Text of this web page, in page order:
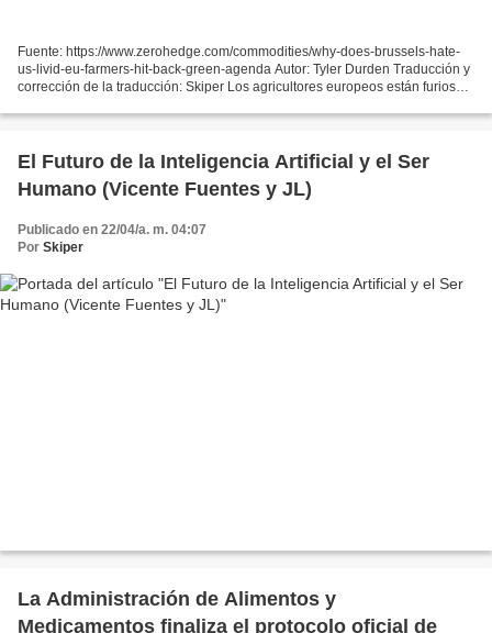
Fuente: https://www.zerohedge.com/commodities/why-does-brussels-hate-
us-livid-eu-farmers-hit-back-green-agenda Autor: Tyler Durden Traducción y
corrección de la traducción: Skiper Los agricultores europeos están furiosos
El Futuro de la Inteligencia Artificial y el Ser
Humano (Vicente Fuentes y JL)
Publicado en 22/04/a. m. 04:07
Por Skiper
La Administración de Alimentos y
Medicamentos finaliza el protocolo oficial de